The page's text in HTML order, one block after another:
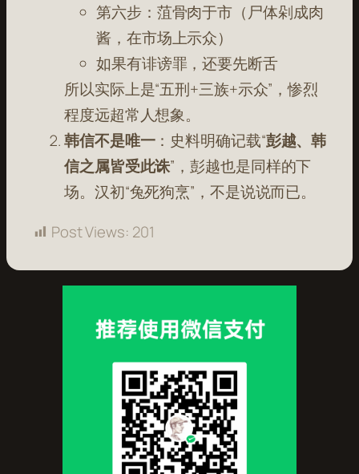
第六步：菹骨肉于市（尸体剁成肉
酱，在市场上示众）
如果有诽谤罪，还要先断舌
所以实际上是“五刑+三族+示众”，惨烈
程度远超常人想象。
韩信不是唯一：史料明确记载“彭越、韩
信之属皆受此诛”，彭越也是同样的下
场。汉初“兔死狗烹”，不是说说而已。
Post Views: 201